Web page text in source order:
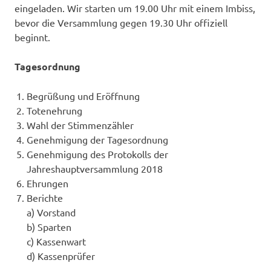
eingeladen. Wir starten um 19.00 Uhr mit einem Imbiss,
bevor die Versammlung gegen 19.30 Uhr offiziell
beginnt.
Tagesordnung
Begrüßung und Eröffnung
Totenehrung
Wahl der Stimmenzähler
Genehmigung der Tagesordnung
Genehmigung des Protokolls der
Jahreshauptversammlung 2018
Ehrungen
Berichte
a) Vorstand
b) Sparten
c) Kassenwart
d) Kassenprüfer